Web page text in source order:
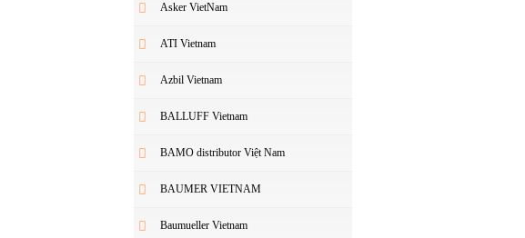
Asker VietNam
ATI Vietnam
Azbil Vietnam
BALLUFF Vietnam
BAMO distributor Việt Nam
BAUMER VIETNAM
Baumueller Vietnam